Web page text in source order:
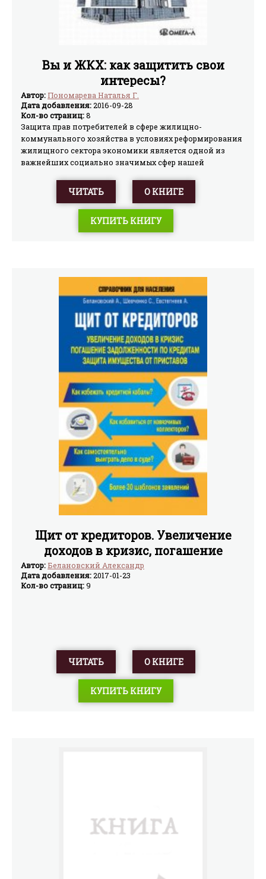
Вы и ЖКХ: как защитить свои
интересы?
Автор:Пономарева Наталья Г.
Дата добавления:2016-09-28
Кол-во страниц:8
Защита прав потребителей в сфере жилищно-
коммунального хозяйства в условиях реформирования
жилищного сектора экономики является одной из
важнейших социально значимых сфер нашей
лабиринтах жилищно-коммунального хозяйства,
отстоять свои интересы и защитить права.Издание
содержит ответы на наиболее распространенные
вопросы, возникающие в сфере жилищно-
коммунального хозяйства, и предназначено широкому
ЧИТАТЬ О КНИГЕ
КУПИТЬ КНИГУ
Щит от кредиторов. Увеличение
доходов в кризис, погашение
задолженности по кредитам,
защита имуществ
Автор:Белановский Александр
Дата добавления:2017-01-23
Кол-во страниц:9
ЧИТАТЬ О КНИГЕ
КУПИТЬ КНИГУ